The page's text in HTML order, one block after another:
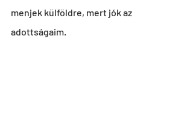
menjek külföldre, mert jók az
adottságaim.